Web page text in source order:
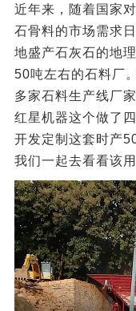
近年来，随着国家
石骨料的市场需求
地盛产石灰石的地
50吨左右的石料厂
多家石料生产线厂
红星机器这个做了
开发定制这套时产
我们一起去看看该